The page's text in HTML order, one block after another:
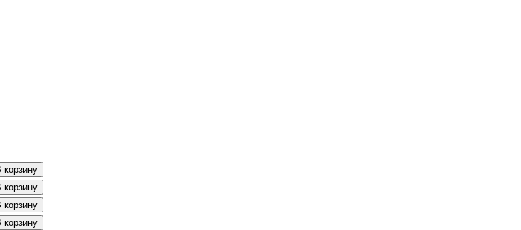
корзину
корзину
корзину
корзину